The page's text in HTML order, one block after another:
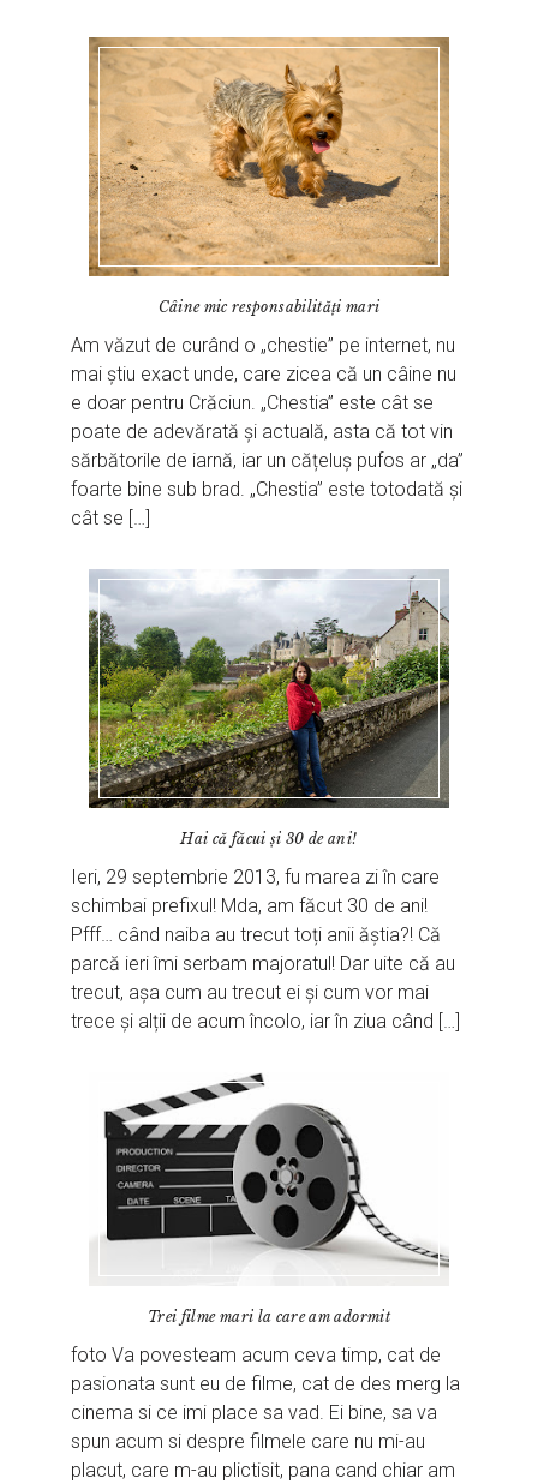
Câine mic responsabilități mari
Am văzut de curând o „chestie” pe internet, nu
mai știu exact unde, care zicea că un câine nu
e doar pentru Crăciun. „Chestia” este cât se
poate de adevărată și actuală, asta că tot vin
sărbătorile de iarnă, iar un cățeluș pufos ar „da”
foarte bine sub brad. „Chestia” este totodată și
cât se […]
Hai că făcui și 30 de ani!
Ieri, 29 septembrie 2013, fu marea zi în care
schimbai prefixul! Mda, am făcut 30 de ani!
Pfff… când naiba au trecut toți anii ăștia?! Că
parcă ieri îmi serbam majoratul! Dar uite că au
trecut, așa cum au trecut ei și cum vor mai
trece și alții de acum încolo, iar în ziua când […]
Trei filme mari la care am adormit
foto Va povesteam acum ceva timp, cat de
pasionata sunt eu de filme, cat de des merg la
cinema si ce imi place sa vad. Ei bine, sa va
spun acum si despre filmele care nu mi-au
placut, care m-au plictisit, pana cand chiar am